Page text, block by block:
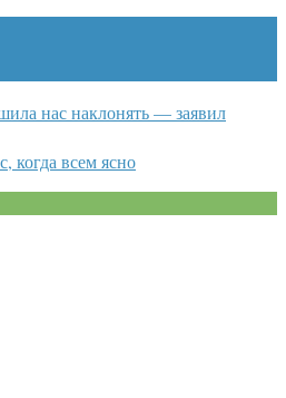
нас наклонять — заявил
когда всем ясно